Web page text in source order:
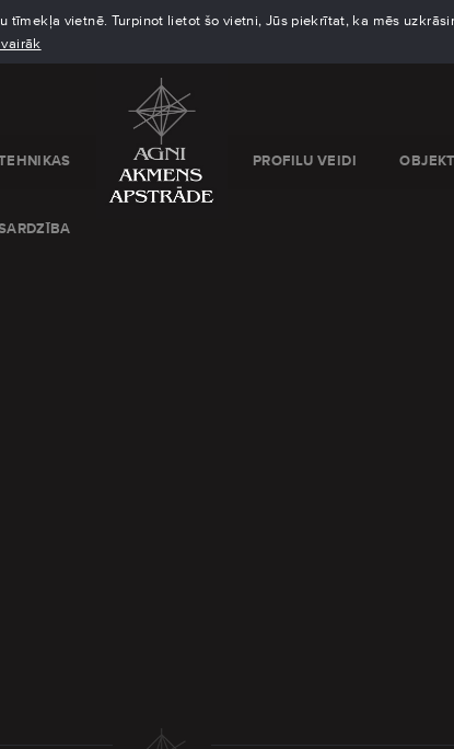
vietnē. Turpinot lietot šo vietni, Jūs piekrītat, ka mēs
PROFILU VEIDI OBJEKTI